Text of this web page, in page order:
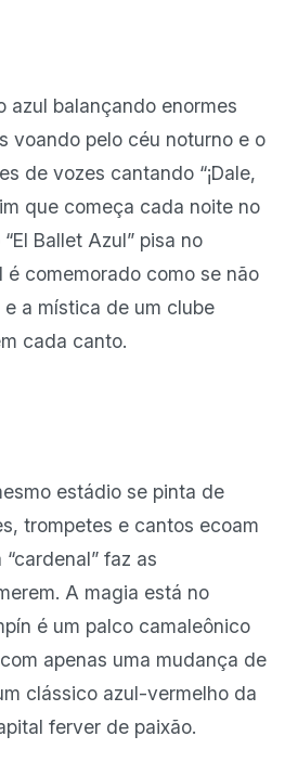
azul balançando enormes
voando pelo céu noturno e o
de vozes cantando “¡Dale,
que começa cada noite no
Ballet Azul” pisa no
é comemorado como se não
a mística de um clube
cada canto.
estádio se pinta de
trompetes e cantos ecoam
faz as
A magia está no
é um palco camaleônico
apenas uma mudança de
clássico azul-vermelho da
ferver de paixão.